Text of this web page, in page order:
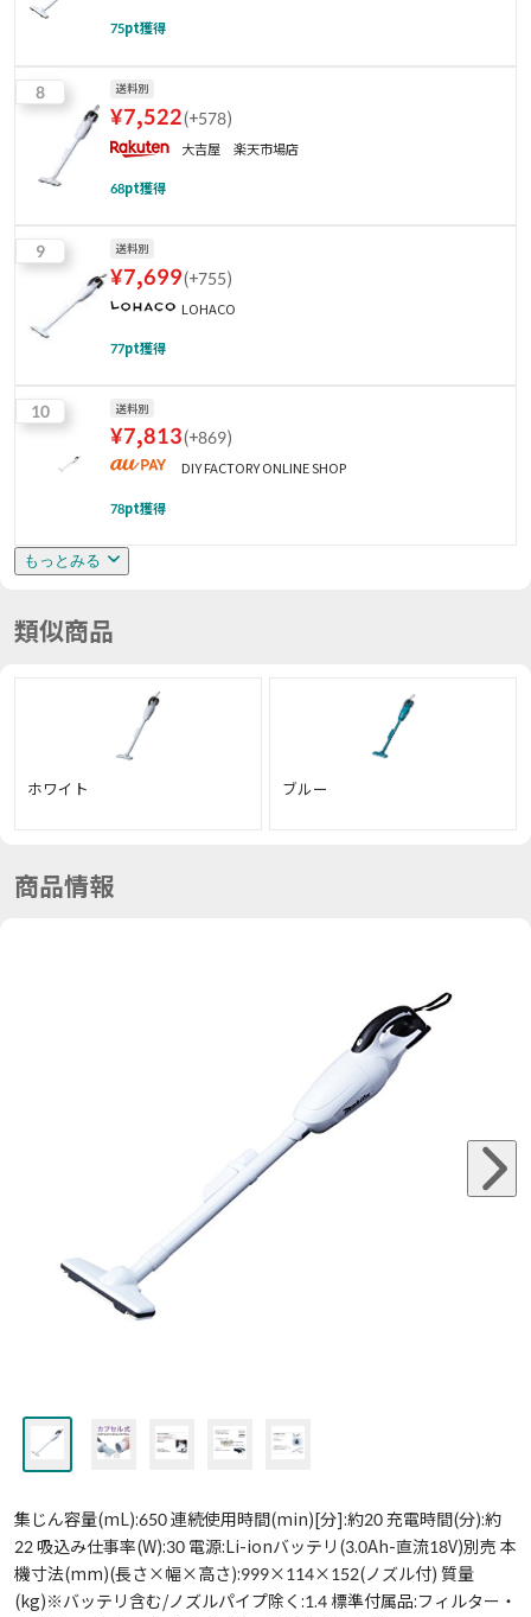
75pt獲得
8 送料別
¥7,522(+578)
大吉屋 楽天市場店
68pt獲得
9 送料別
¥7,699(+755)
LOHACO
77pt獲得
10 送料別
¥7,813(+869)
DIY FACTORY ONLINE SHOP
78pt獲得
もっとみる
類似商品
ホワイト ブルー
商品情報
集じん容量(mL):650 連続使用時間(min)[分]:約20 充電時間(分):約
22 吸込み仕事率(W):30 電源:Li-ionバッテリ(3.0Ah-直流18V)別売 本
機寸法(mm)(長さ×幅×高さ):999×114×152(ノズル付) 質量
(kg)※バッテリ含む/ノズルパイプ除く:1.4 標準付属品:フィルター・